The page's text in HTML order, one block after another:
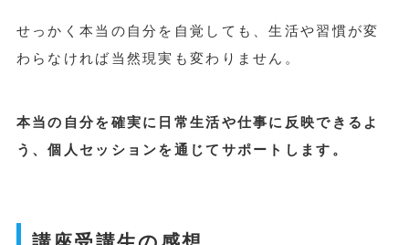
せっかく本当の自分を自覚しても、生活や習慣が変
わらなければ当然現実も変わりません。
本当の自分を確実に日常生活や仕事に反映できるよ
う、個人セッションを通じてサポートします。